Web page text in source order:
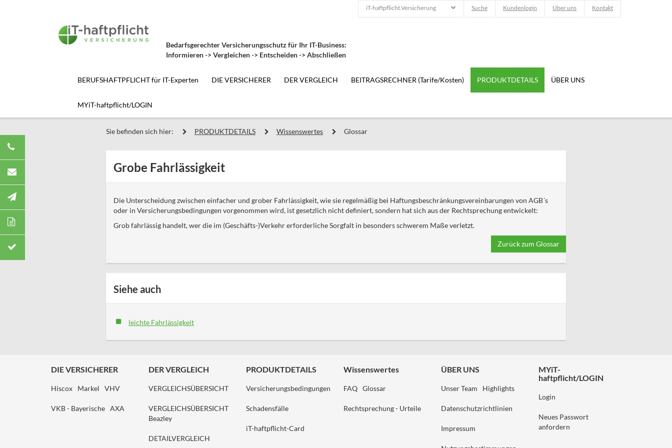
Bedarfsgerechter Versicherungsschutz für Ihr IT-Business:
Informieren -> Vergleichen -> Entscheiden -> Abschließen
iT-haftpflicht.Versicherung Suche Kundenlogin Über uns Kontakt
BERUFSHAFTPFLICHT für IT-Experten DIE VERSICHERER DER VERGLEICH BEITRAGSRECHNER (Tarife/Kosten) PRODUKTDETAILS ÜBER UNS
MYiT-haftpflicht/LOGIN
Sie befinden sich hier: PRODUKTDETAILS Wissenswertes Glossar
Grobe Fahrlässigkeit
Die Unterscheidung zwischen einfacher und grober Fahrlässigkeit, wie sie regelmäßig bei Haftungsbeschränkungsvereinbarungen von AGB´s
oder in Versicherungsbedingungen vorgenommen wird, ist gesetzlich nicht definiert, sondern hat sich aus der Rechtsprechung entwickelt:
Grob fahrlässig handelt, wer die im (Geschäfts-)Verkehr erforderliche Sorgfalt in besonders schwerem Maße verletzt.
Zurück zum Glossar
Siehe auch
leichte Fahrlässigkeit
DIE VERSICHERER
Hiscox Markel VHV
VKB - Bayerische AXA
DER VERGLEICH
VERGLEICHSÜBERSICHT
VERGLEICHSÜBERSICHT
Beazley
DETAILVERGLEICH
PRODUKTDETAILS
Versicherungsbedingungen
Schadensfälle
iT-haftpflicht-Card
Wissenswertes
FAQ Glossar
Rechtsprechung - Urteile
ÜBER UNS
Unser Team Highlights
Datenschutzrichtlinien
Impressum
MYiT-
haftpflicht/LOGIN
Login
Neues Passwort
anfordern